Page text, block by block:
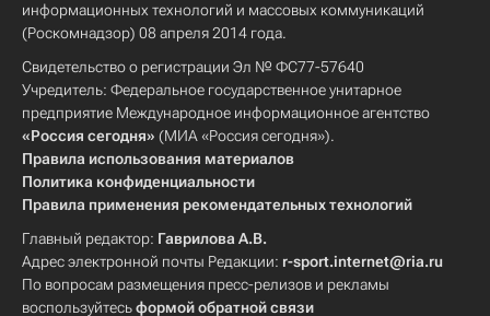
информационных технологий и массовых коммуникаций
(Роскомнадзор) 08 апреля 2014 года.
Свидетельство о регистрации Эл № ФС77-57640
Учредитель: Федеральное государственное унитарное
предприятие Международное информационное агентство
«Россия сегодня» (МИА «Россия сегодня»).
Правила использования материалов
Политика конфиденциальности
Правила применения рекомендательных технологий
Главный редактор: Гаврилова А.В.
Адрес электронной почты Редакции: r-sport.internet@ria.ru
По вопросам размещения пресс-релизов и рекламы
воспользуйтесьформой обратной связи